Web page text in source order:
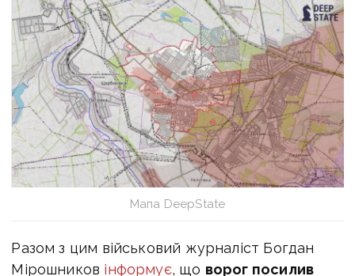
Мапа DeepState
Разом з цим військовий журналіст Богдан
Мірошников інформує, що ворог посилив